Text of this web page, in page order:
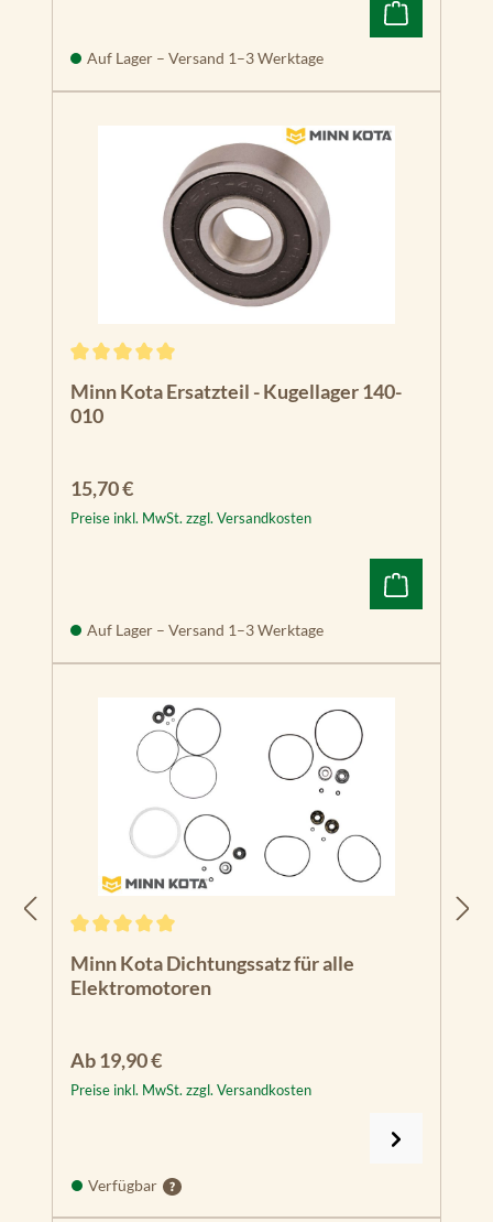
Auf Lager – Versand 1–3 Werktage
Minn Kota Ersatzteil - Kugellager 140-
010
Regulärer Preis:
15,70 €
Preise inkl. MwSt. zzgl. Versandkosten
Auf Lager – Versand 1–3 Werktage
Minn Kota Dichtungssatz für alle
Elektromotoren
Regulärer Preis:
Ab19,90 €
Preise inkl. MwSt. zzgl. Versandkosten
Verfügbar